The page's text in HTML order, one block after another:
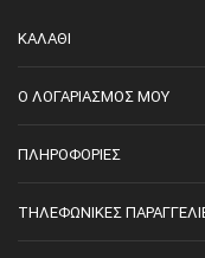
ΚΑΛΆΘΙ
O ΛΟΓΑΡΙΑΣΜΌΣ ΜΟΥ
ΠΛΗΡΟΦΟΡΊΕΣ
ΤΗΛΕΦΩΝΙΚΈΣ